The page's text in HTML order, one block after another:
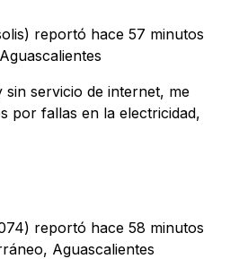
reportó hace 57 minutos
sin servicio de internet, me
por fallas en la electricidad,
reportó hace 58 minutos
Aguascalientes